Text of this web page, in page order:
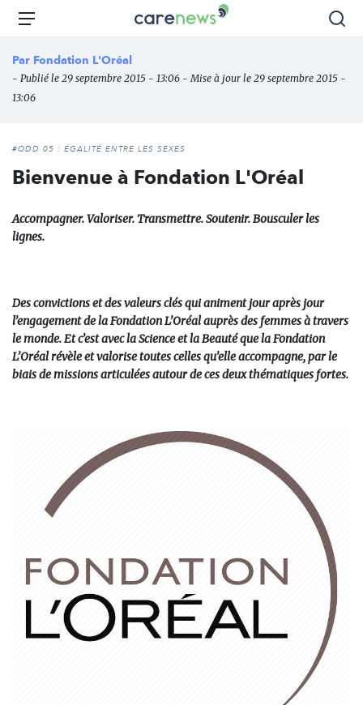
Aller
principal
Carenews,
des
Menu
Par Fondation L'Oréal
- Publié le 29 septembre 2015 - 13:06 - Mise à jour le 29 septembre 2015 -
13:06
#ODD 05 : ÉGALITÉ ENTRE LES SEXES
Bienvenue à Fondation L'Oréal
Accompagner. Valoriser. Transmettre. Soutenir. Bousculer les
lignes.
Des convictions et des valeurs clés qui animent jour après jour
l’engagement de la Fondation L’Oréal auprès des femmes à travers
le monde. Et c’est avec laScienceet laBeautéque la Fondation
L’Oréal révèle et valorise toutes celles qu’elle accompagne, par le
biais de missions articulées autour de ces deux thématiques fortes.